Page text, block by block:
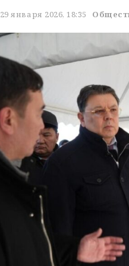
29 января 2026, 18:35